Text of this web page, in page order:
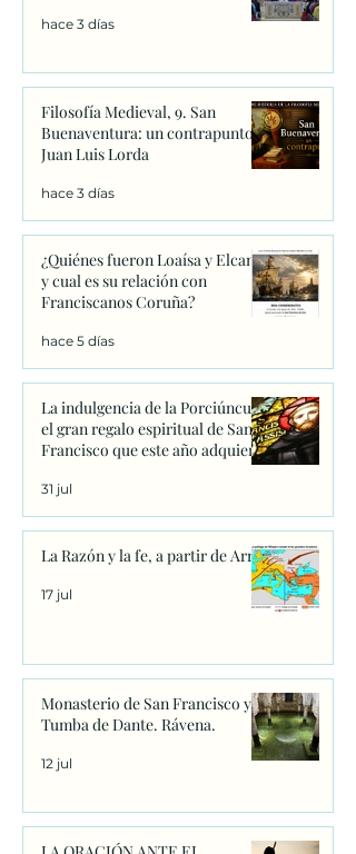
hace 3 días
Filosofía Medieval, 9. San
Buenaventura: un contrapunto.
Juan Luis Lorda
hace 3 días
¿Quiénes fueron Loaísa y Elcano
y cual es su relación con
Franciscanos Coruña?
hace 5 días
La indulgencia de la Porciúncula:
el gran regalo espiritual de San
Francisco que este año adquiere
31 jul
La Razón y la fe, a partir de Arrio
17 jul
Monasterio de San Francisco y
Tumba de Dante. Rávena.
12 jul